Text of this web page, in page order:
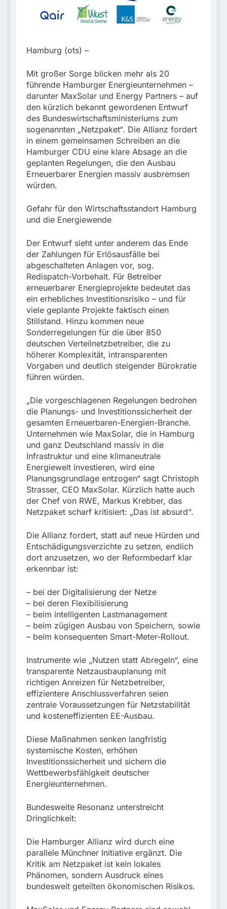
Beinahekollision an
Bahnübergang in Aubing
5. August 2026
Hamburg (ots) –
Mit großer Sorge blicken mehr als 20
führende Hamburger Energieunternehmen –
darunter MaxSolar und Energy Partners – auf
den kürzlich bekannt gewordenen Entwurf
des Bundeswirtschaftsministeriums zum
sogenannten „Netzpaket“. Die Allianz fordert
in einem gemeinsamen Schreiben an die
Hamburger CDU eine klare Absage an die
geplanten Regelungen, die den Ausbau
Erneuerbarer Energien massiv ausbremsen
würden.
Gefahr für den Wirtschaftsstandort Hamburg
und die Energiewende
Der Entwurf sieht unter anderem das Ende
der Zahlungen für Erlösausfälle bei
abgeschalteten Anlagen vor, sog.
Redispatch-Vorbehalt. Für Betreiber
erneuerbarer Energieprojekte bedeutet das
ein erhebliches Investitionsrisiko – und für
viele geplante Projekte faktisch einen
Stillstand. Hinzu kommen neue
Sonderregelungen für die über 850
deutschen Verteilnetzbetreiber, die zu
höherer Komplexität, intransparenten
Vorgaben und deutlich steigender Bürokratie
führen würden.
„Die vorgeschlagenen Regelungen bedrohen
die Planungs- und Investitionssicherheit der
gesamten Erneuerbaren-Energien-Branche.
Unternehmen wie MaxSolar, die in Hamburg
und ganz Deutschland massiv in die
Infrastruktur und eine klimaneutrale
Energiewelt investieren, wird eine
Planungsgrundlage entzogen“ sagt Christoph
Strasser, CEO MaxSolar. Kürzlich hatte auch
der Chef von RWE, Markus Krebber, das
Netzpaket scharf kritisiert: „Das ist absurd“.
Die Allianz fordert, statt auf neue Hürden und
Entschädigungsverzichte zu setzen, endlich
dort anzusetzen, wo der Reformbedarf klar
erkennbar ist:
– bei der Digitalisierung der Netze
– bei deren Flexibilisierung
– beim intelligenten Lastmanagement
– beim zügigen Ausbau von Speichern, sowie
– beim konsequenten Smart-Meter-Rollout.
Instrumente wie „Nutzen statt Abregeln“, eine
transparente Netzausbauplanung mit
richtigen Anreizen für Netzbetreiber,
effizientere Anschlussverfahren seien
zentrale Voraussetzungen für Netzstabilität
und kosteneffizienten EE-Ausbau.
Diese Maßnahmen senken langfristig
systemische Kosten, erhöhen
Investitionssicherheit und sichern die
Wettbewerbsfähigkeit deutscher
Energieunternehmen.
Bundesweite Resonanz unterstreicht
Dringlichkeit:
Die Hamburger Allianz wird durch eine
parallele Münchner Initiative ergänzt. Die
Kritik am Netzpaket ist kein lokales
Phänomen, sondern Ausdruck eines
bundesweit geteilten ökonomischen Risikos.